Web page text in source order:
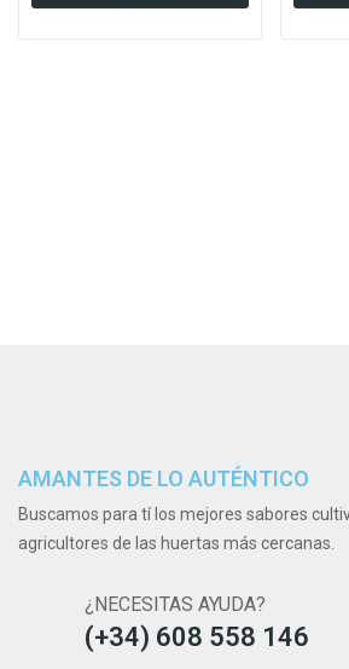
AMANTES DE LO AUTÉNTICO
Buscamos para tí los mejores sabores
agricultores de las huertas más cercanas.
¿NECESITAS AYUDA?
(+34) 608 558 146